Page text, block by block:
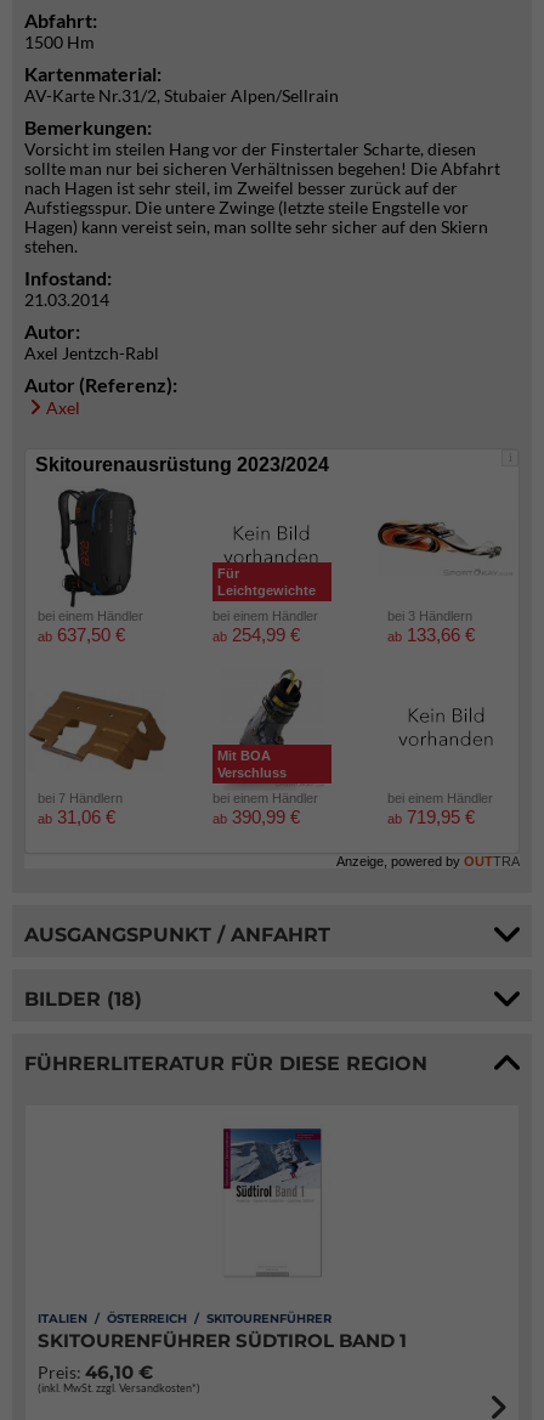
Abfahrt:
1500 Hm
Kartenmaterial:
AV-Karte Nr.31/2, Stubaier Alpen/Sellrain
Bemerkungen:
Vorsicht im steilen Hang vor der Finstertaler Scharte, diesen
sollte man nur bei sicheren Verhältnissen begehen! Die Abfahrt
nach Hagen ist sehr steil, im Zweifel besser zurück auf der
Aufstiegsspur. Die untere Zwinge (letzte steile Engstelle vor
Hagen) kann vereist sein, man sollte sehr sicher auf den Skiern
stehen.
Infostand:
21.03.2014
Autor:
Axel Jentzch-Rabl
Autor (Referenz):
Axel
i
Skitourenausrüstung 2023/2024
bei einem Händler
ab 637,50 €
Für
Leichtgewichte
bei einem Händler
ab 254,99 €
bei 3 Händlern
ab 133,66 €
bei 7 Händlern
ab 31,06 €
Mit BOA
Verschluss
bei einem Händler
ab 390,99 €
bei einem Händler
ab 719,95 €
Anzeige, powered by OUTTRA
AUSGANGSPUNKT / ANFAHRT
BILDER (18)
FÜHRERLITERATUR FÜR DIESE REGION
ITALIEN / ÖSTERREICH / SKITOURENFÜHRER
SKITOURENFÜHRER SÜDTIROL BAND 1
Preis: 46,10 €
(inkl. MwSt. zzgl. Versandkosten*)